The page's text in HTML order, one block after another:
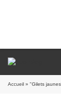
Accueil » "Gilets